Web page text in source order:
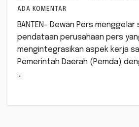
ADA KOMENTAR
BANTEN– Dewan Pers
pendataan perusahaan pers
mengintegrasikan aspek kerja
Pemerintah Daerah (Pemda)
…